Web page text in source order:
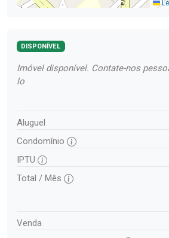
DISPONÍVEL
Imóvel disponível. Contate-nos
lo
Aluguel
Condomínio
IPTU
Total / Mês
Venda